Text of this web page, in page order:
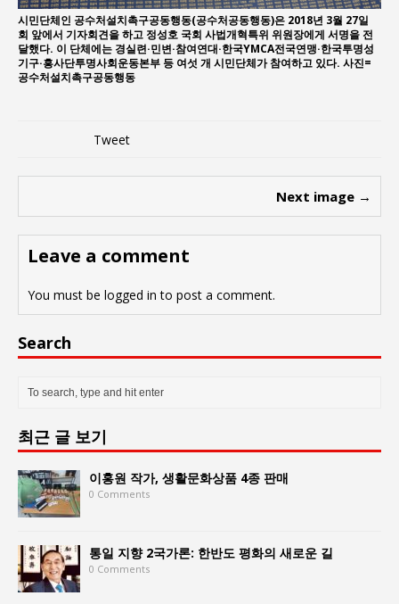
시민단체인 공수처설치촉구공동행동(공수처공동행동)은 2018년 3월 27일
회 앞에서 기자회견을 하고 정성호 국회 사법개혁특위 위원장에게 서명을 전
달했다. 이 단체에는 경실련·민변·참여연대·한국YMCA전국연맹·한국투명성
기구·흥사단투명사회운동본부 등 여섯 개 시민단체가 참여하고 있다. 사진=
공수처설치촉구공동행동
Tweet
Next image →
Leave a comment
You must be logged in to post a comment.
Search
최근 글 보기
이홍원 작가, 생활문화상품 4종 판매
0 Comments
통일 지향 2국가론: 한반도 평화의 새로운 길
0 Comments